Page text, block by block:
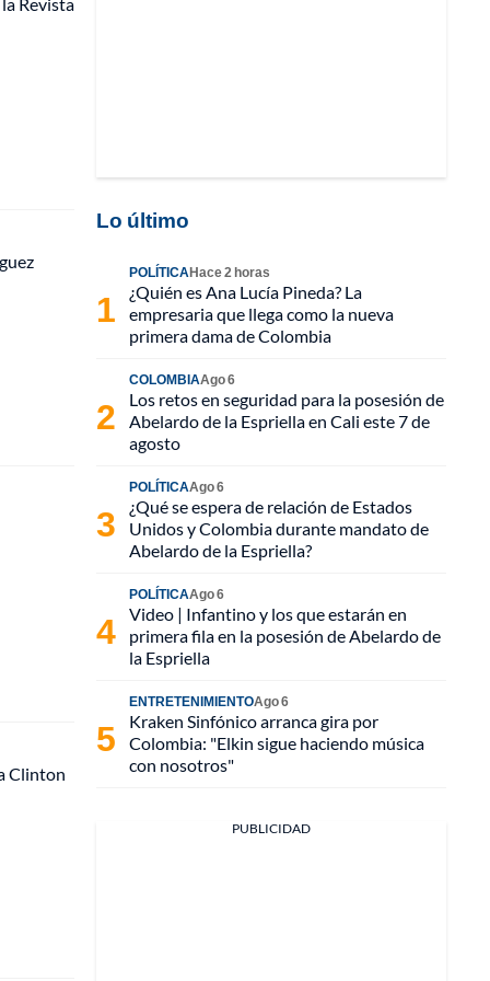
Clinton
Lo último
POLÍTICAHace 2 horas
¿Quién es Ana Lucía Pineda? La
empresaria que llega como la nueva
primera dama de Colombia
COLOMBIAAgo 6
Los retos en seguridad para la posesión de
Abelardo de la Espriella en Cali este 7 de
agosto
POLÍTICAAgo 6
¿Qué se espera de relación de Estados
Unidos y Colombia durante mandato de
Abelardo de la Espriella?
POLÍTICAAgo 6
Video | Infantino y los que estarán en
primera fila en la posesión de Abelardo de
la Espriella
ENTRETENIMIENTOAgo 6
Kraken Sinfónico arranca gira por
Colombia: "Elkin sigue haciendo música
con nosotros"
PUBLICIDAD